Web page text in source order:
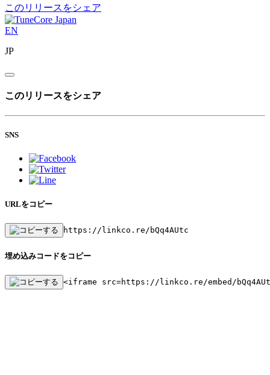
このリリースをシェア
EN
JP
このリリースをシェア
SNS
URLをコピー
https://linkco.re/bQq4AUtc
埋め込みコードをコピー
<iframe src=https://linkco.re/embed/